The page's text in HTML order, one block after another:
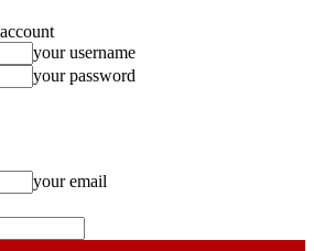
your username
your password
your email